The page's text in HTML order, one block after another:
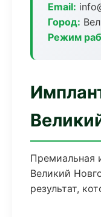
Email:
Город:
Режим
Премиальная
Великий
результат,